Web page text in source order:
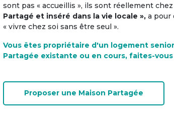
sont pas « accueillis », ils sont réellement chez
Partagé et inséré dans la vie locale », a pour
« vivre chez soi sans être seul ».
Vous êtes propriétaire d'un logement
Partagée existante ou en cours, faites-
Proposer une Maison Partagée